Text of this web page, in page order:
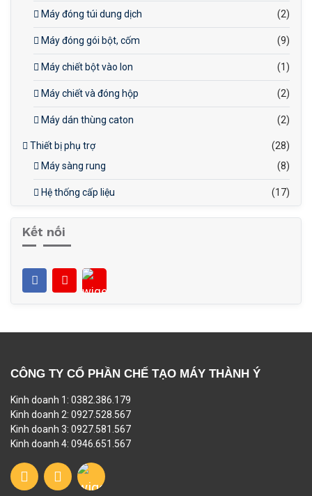
Máy đóng túi dung dịch (2)
Máy đóng gói bột, cốm (9)
Máy chiết bột vào lon (1)
Máy chiết và đóng hộp (2)
Máy dán thùng caton (2)
Thiết bị phụ trợ
(28)
Máy sàng rung
(8)
Hệ thống cấp liệu (17)
Kết nối
CÔNG TY CỔ PHẦN CHẾ TẠO MÁY THÀNH Ý
Kinh doanh 1: 0382.386.179
Kinh doanh 2: 0927.528.567
Kinh doanh 3: 0927.581.567
Kinh doanh 4: 0946.651.567